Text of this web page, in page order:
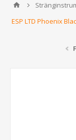
ESP LTD Phoenix